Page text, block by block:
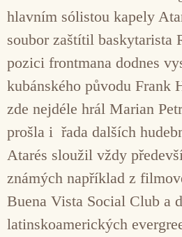
hlavním sólistou kapely
soubor zaštítil baskytarista
pozici frontmana dodnes
kubánského původu Frank
zde nejdéle hrál Marian
prošla i řada dalších
Atarés sloužil vždy
známých například z
Buena Vista Social Club a
latinskoamerických